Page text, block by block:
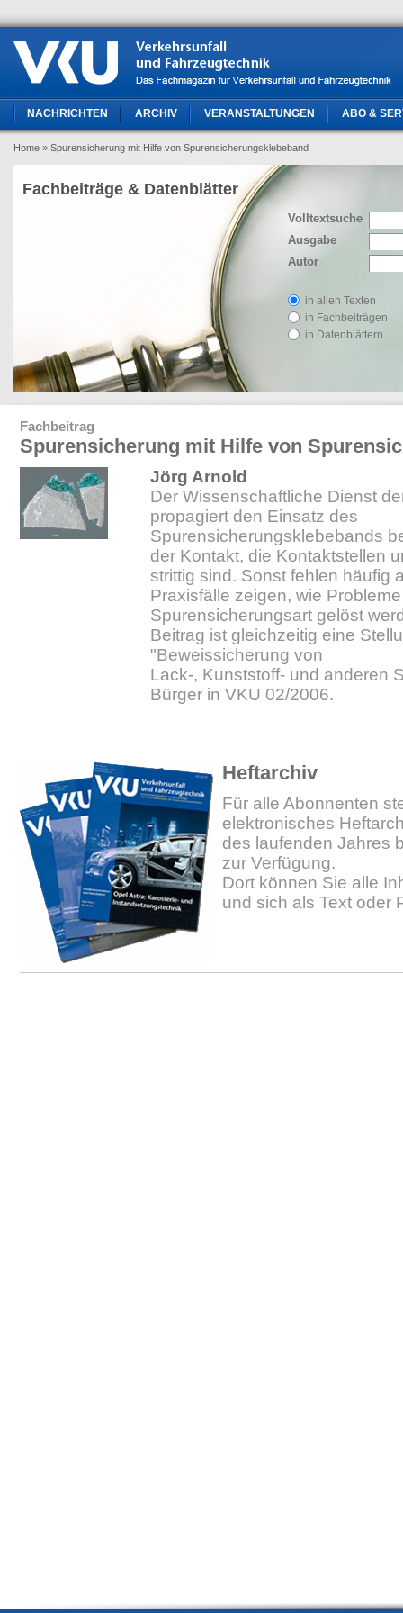
NACHRICHTEN ARCHIV VERANSTALTUNGEN ABO &
Home » Spurensicherung mit Hilfe von Spurensicherungsklebeband
Volltextsuche
Ausgabe
Autor
in allen Texten
in Fachbeiträgen
in Datenblättern
Fachbeiträge & Datenblätter
Fachbeitrag
Spurensicherung mit Hilfe von
Jörg Arnold
Der Wissenschaftliche Dienst
propagiert den Einsatz des
Spurensicherungsklebebands
der Kontakt, die Kontaktstellen
strittig sind. Sonst fehlen häufig
Praxisfälle zeigen, wie
Spurensicherungsart gelöst
Beitrag ist gleichzeitig eine
"Beweissicherung von
Lack-, Kunststoff- und anderen
Bürger in VKU 02/2006.
Heftarchiv
Für alle Abonnenten
elektronisches
des laufenden Jahres
zur Verfügung.
Dort können Sie alle
und sich als Text oder